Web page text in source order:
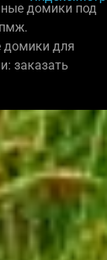
домики под
домики для
заказать